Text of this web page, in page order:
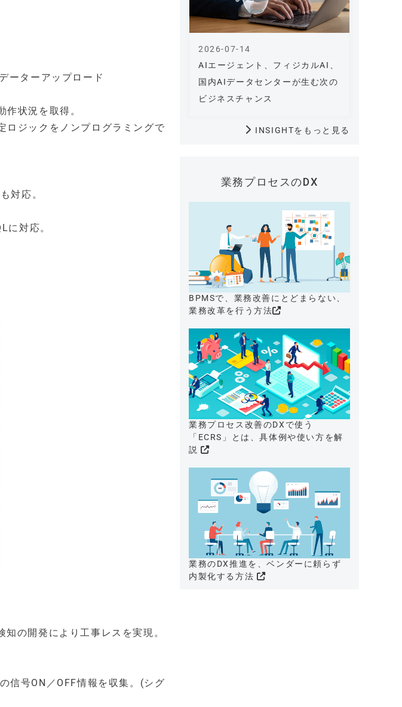
ーターアップロード
状況を取得。
ロジックをノンプログラミングで
対応。
対応。
の開発により工事レスを実現。
信号ON／OFF情報を収集。(シグ
AIエージェント、フィジカルAI、
国内AIデータセンターが生む次の
ビジネスチャンス
2026-07-14
INSIGHTをもっと見る
業務プロセスのDX
BPMSで、業務改善にとどまらない、
業務改革を行う方法
業務プロセス改善のDXで使う
「ECRS」とは、具体例や使い方を解
説
業務のDX推進を、ベンダーに頼らず
内製化する方法